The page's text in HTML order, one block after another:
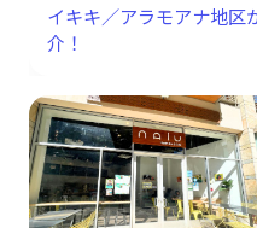
イキキ／アラモアナ地区
介！